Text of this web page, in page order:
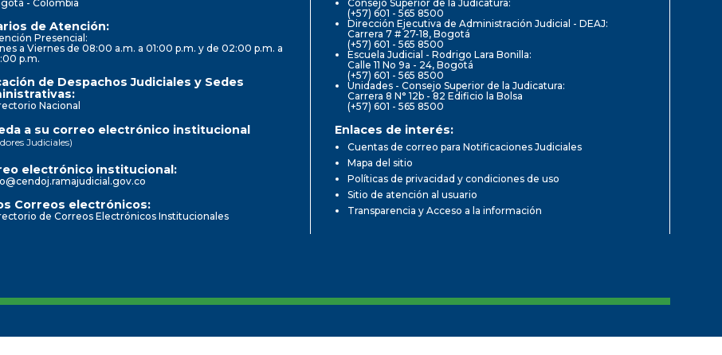
- Colombia
de Atención:
Presencial:
a Viernes de 08:00 a.m. a 01:00 p.m. y de 02:00 p.m. a
p.m.
de Despachos Judiciales y Sedes
Nacional
Consejo Superior de la Judicatura:
(+57) 601 - 565 8500
Dirección Ejecutiva de Administración Judicial - DEAJ:
Carrera 7 # 27-18, Bogotá
(+57) 601 - 565 8500
Escuela Judicial - Rodrigo Lara Bonilla:
Calle 11 No 9a - 24, Bogotá
(+57) 601 - 565 8500
Unidades - Consejo Superior de la Judicatura:
Carrera 8 N° 12b - 82 Edificio la Bolsa
(+57) 601 - 565 8500
a su correo electrónico institucional
Judiciales)
electrónico institucional:
Correos electrónicos:
de Correos Electrónicos Institucionales
Enlaces de interés:
Cuentas de correo para Notificaciones Judiciales
Mapa del sitio
Políticas de privacidad y condiciones de uso
Sitio de atención al usuario
Transparencia y Acceso a la información